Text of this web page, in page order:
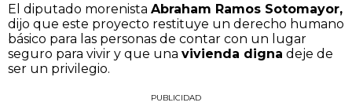
El diputado morenista Abraham Ramos Sotomayor,
dijo que este proyecto restituye un derecho humano
básico para las personas de contar con un lugar
seguro para vivir y que una vivienda digna deje de
ser un privilegio.
PUBLICIDAD